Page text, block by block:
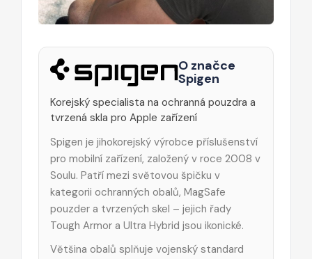
O značce
Spigen
Korejský specialista na ochranná pouzdra a
tvrzená skla pro Apple zařízení
Spigen je jihokorejský výrobce příslušenství
pro mobilní zařízení, založený v roce 2008 v
Soulu. Patří mezi světovou špičku v
kategorii ochranných obalů, MagSafe
pouzder a tvrzených skel – jejich řady
Tough Armor a Ultra Hybrid jsou ikonické.
Většina obalů splňuje vojenský standard